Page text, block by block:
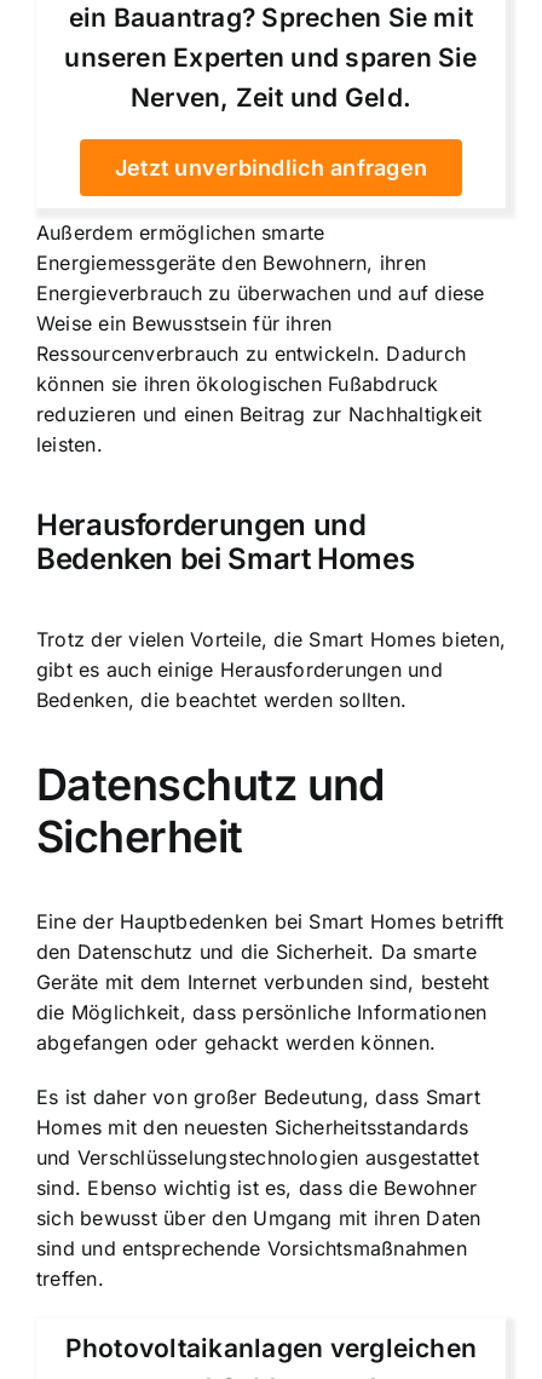
ein Bauantrag? Sprechen Sie mit
unseren Experten und sparen Sie
Nerven, Zeit und Geld.
Jetzt unverbindlich anfragen
Außerdem ermöglichen smarte
Energiemessgeräte den Bewohnern, ihren
Energieverbrauch zu überwachen und auf diese
Weise ein Bewusstsein für ihren
Ressourcenverbrauch zu entwickeln. Dadurch
können sie ihren ökologischen Fußabdruck
reduzieren und einen Beitrag zur Nachhaltigkeit
leisten.
Herausforderungen und
Bedenken bei Smart Homes
Trotz der vielen Vorteile, die Smart Homes bieten,
gibt es auch einige Herausforderungen und
Bedenken, die beachtet werden sollten.
Datenschutz und
Sicherheit
Eine der Hauptbedenken bei Smart Homes betrifft
den Datenschutz und die Sicherheit. Da smarte
Geräte mit dem Internet verbunden sind, besteht
die Möglichkeit, dass persönliche Informationen
abgefangen oder gehackt werden können.
Es ist daher von großer Bedeutung, dass Smart
Homes mit den neuesten Sicherheitsstandards
und Verschlüsselungstechnologien ausgestattet
sind. Ebenso wichtig ist es, dass die Bewohner
sich bewusst über den Umgang mit ihren Daten
sind und entsprechende Vorsichtsmaßnahmen
treffen.
Photovoltaikanlagen vergleichen